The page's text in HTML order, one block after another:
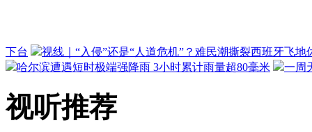
下台
视线｜“入侵”还是“人道危机”？难民潮撕裂西班牙飞地
哈尔滨遭遇短时极端强降雨 3小时累计雨量超80毫米
一周
视听推荐